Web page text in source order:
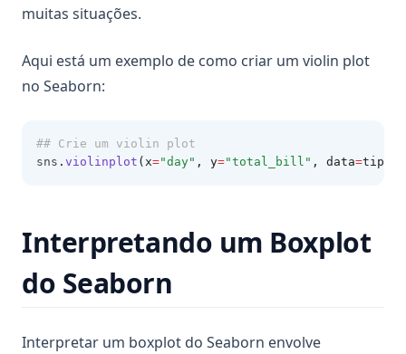
muitas situações.
Aqui está um exemplo de como criar um violin plot
no Seaborn:
## Crie um violin plot
sns . violinplot (x="day" , y="total_bill" , data=tips)
Interpretando um Boxplot
do Seaborn
Interpretar um boxplot do Seaborn envolve